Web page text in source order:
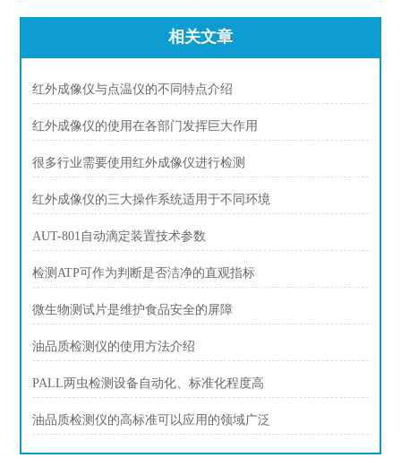
相关文章
红外成像仪与点温仪的不同特点介绍
红外成像仪的使用在各部门发挥巨大作用
很多行业需要使用红外成像仪进行检测
红外成像仪的三大操作系统适用于不同环境
AUT-801自动滴定装置技术参数
检测ATP可作为判断是否洁净的直观指标
微生物测试片是维护食品安全的屏障
油品质检测仪的使用方法介绍
PALL两虫检测设备自动化、标准化程度高
油品质检测仪的高标准可以应用的领域广泛